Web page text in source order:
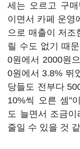
세는 오르고 구
이면서 카페 운영
으로 매출이 저조
릴 수도 없기 때
0원에서 2000원
0원에서 3.8% 뛰
당들도 전부다
10%씩 오른 셈"
도 늘면서 조금
줄일 수 있을 것